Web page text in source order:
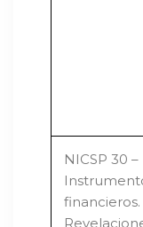
NICSP 30 –
financieros.